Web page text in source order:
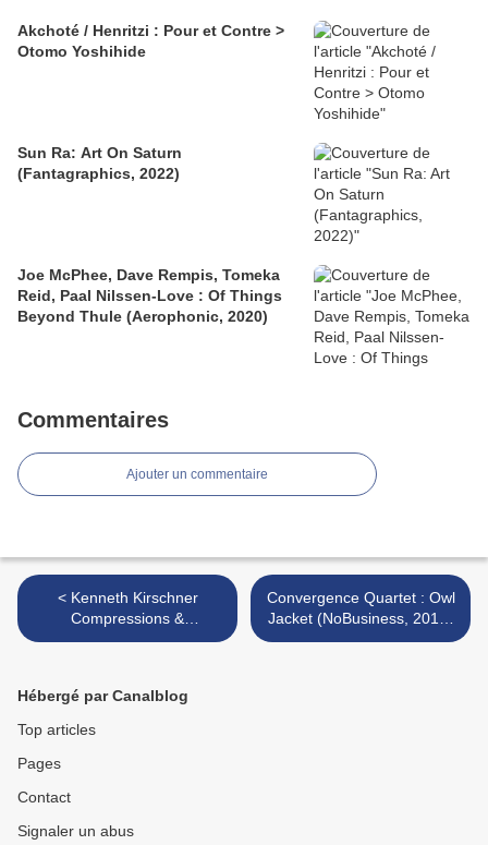
Akchoté / Henritzi : Pour et Contre >
Otomo Yoshihide
Sun Ra: Art On Saturn
(Fantagraphics, 2022)
Joe McPhee, Dave Rempis, Tomeka
Reid, Paal Nilssen-Love : Of Things
Beyond Thule (Aerophonic, 2020)
Commentaires
Ajouter un commentaire
< Kenneth Kirschner
Compressions &
Rarefactions (12k, 2015)
Convergence Quartet : Owl
Jacket (NoBusiness, 2015)
>
Hébergé par Canalblog
Top articles
Pages
Contact
Signaler un abus